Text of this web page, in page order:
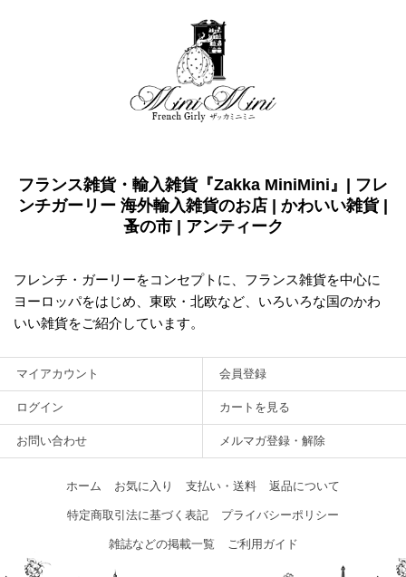
フランス雑貨・輸入雑貨『Zakka MiniMini』| フレ
ンチガーリー 海外輸入雑貨のお店 | かわいい雑貨 |
蚤の市 | アンティーク
フレンチ・ガーリーをコンセプトに、フランス雑貨を中心に
ヨーロッパをはじめ、東欧・北欧など、いろいろな国のかわ
いい雑貨をご紹介しています。
マイアカウント 会員登録
ログイン カートを見る
お問い合わせ メルマガ登録・解除
ホーム お気に入り 支払い・送料 返品について
特定商取引法に基づく表記 プライバシーポリシー
雑誌などの掲載一覧 ご利用ガイド